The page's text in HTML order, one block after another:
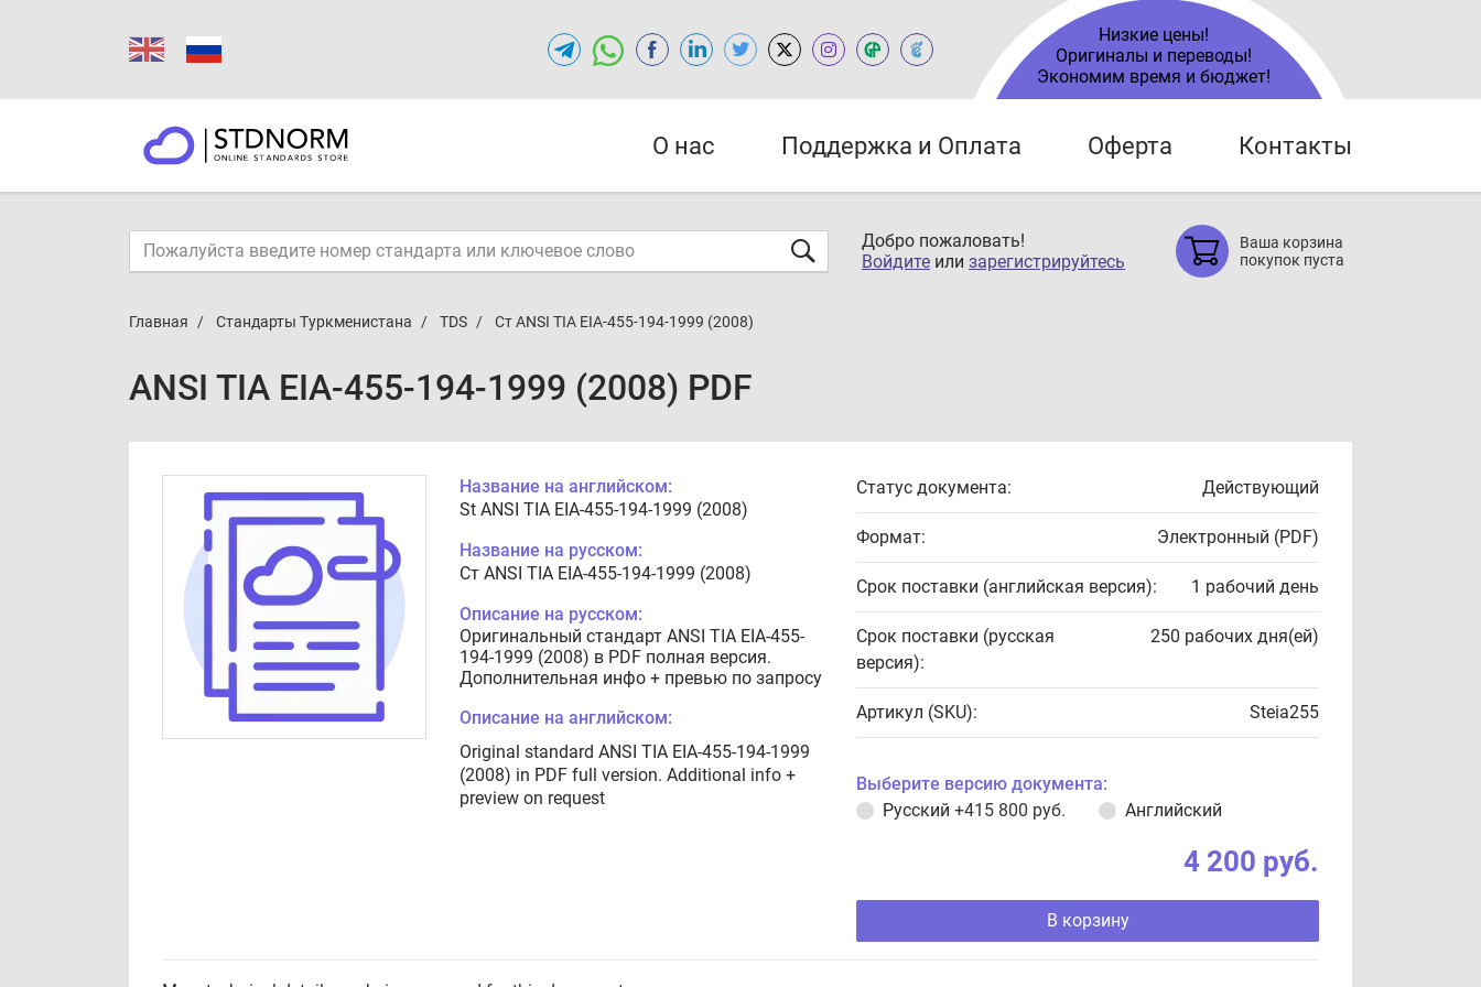
Низкие цены!
Оригиналы и переводы!
Экономим время и бюджет!
О нас Поддержка и Оплата Оферта Контакты
Добро пожаловать!
Войдите или зарегистрируйтесь
Ваша корзина
покупок пуста
Главная Стандарты Туркменистана TDS Ст ANSI TIA EIA-455-194-1999 (2008)
ANSI TIA EIA-455-194-1999 (2008) PDF
Название на английском:
St ANSI TIA EIA-455-194-1999 (2008)
Название на русском:
Ст ANSI TIA EIA-455-194-1999 (2008)
Описание на русском:
Оригинальный стандарт ANSI TIA EIA-455-
194-1999 (2008) в PDF полная версия.
Дополнительная инфо + превью по запросу
Описание на английском:
Original standard ANSI TIA EIA-455-194-1999
(2008) in PDF full version. Additional info +
preview on request
Статус документа: Действующий
Формат: Электронный (PDF)
Срок поставки (английская версия): 1 рабочий день
Срок поставки (русская
версия):
250 рабочих дня(ей)
Артикул (SKU): Steia255
Выберите версию документа:
Русский +415 800 руб. Английский
4 200 руб.
В корзину